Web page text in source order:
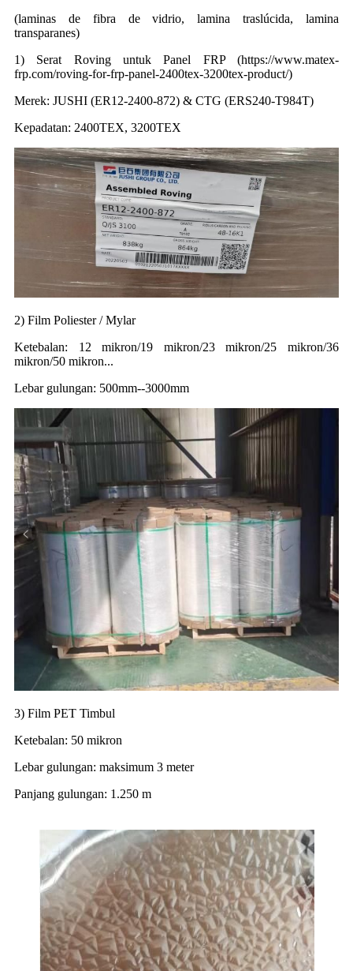
(laminas de fibra de vidrio, lamina traslúcida, lamina
transparanes)
1) Serat Roving untuk Panel FRP (https://www.matex-
frp.com/roving-for-frp-panel-2400tex-3200tex-product/)
Merek: JUSHI (ER12-2400-872) & CTG (ERS240-T984T)
Kepadatan: 2400TEX, 3200TEX
2) Film Poliester / Mylar
Ketebalan: 12 mikron/19 mikron/23 mikron/25 mikron/36
mikron/50 mikron...
Lebar gulungan: 500mm--3000mm
3) Film PET Timbul
Ketebalan: 50 mikron
Lebar gulungan: maksimum 3 meter
Panjang gulungan: 1.250 m